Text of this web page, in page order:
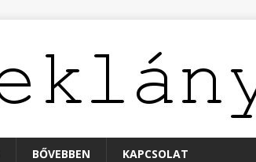
BŐVEBBEN KAPCSOLAT